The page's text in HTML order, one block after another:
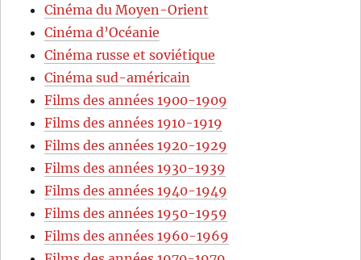
Cinéma du Moyen-Orient
Cinéma d’Océanie
Cinéma russe et soviétique
Cinéma sud-américain
Films des années 1900-1909
Films des années 1910-1919
Films des années 1920-1929
Films des années 1930-1939
Films des années 1940-1949
Films des années 1950-1959
Films des années 1960-1969